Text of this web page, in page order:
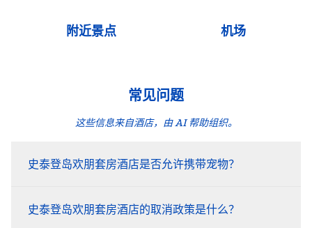
附近景点 机场
常见问题
这些信息来自酒店，由 AI 帮助组织。
史泰登岛欢朋套房酒店是否允许携带宠物？
史泰登岛欢朋套房酒店的取消政策是什么？